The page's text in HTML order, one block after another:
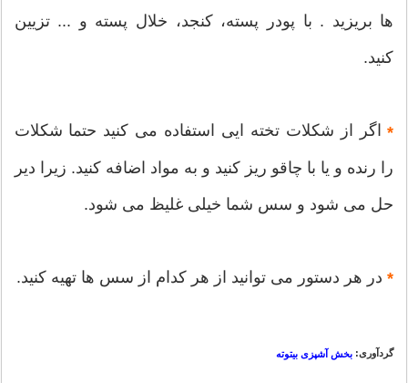
ها بریزید . با پودر پسته، کنجد، خلال پسته و ... تزیین
کنید.
* اگر از شکلات تخته ایی استفاده می کنید حتما شکلات
را رنده و یا با چاقو ریز کنید و به مواد اضافه کنید. زیرا دیر
حل می شود و سس شما خیلی غلیظ می شود.
* در هر دستور می توانید از هر کدام از سس ها تهیه کنید.
گردآوری: بخش آشپزی بیتوته